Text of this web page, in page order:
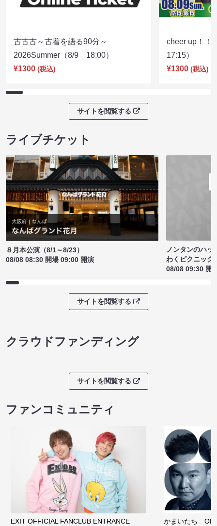
古古古～古着を語る90分～
2026Summer（8/9 18:00）
¥1300 (税込)
cheer up！
17:15）
¥1300 (税込)
サイトを閲覧する
ライブチケット
８月本公演（8/1～8/23）
08/08 08:30 開場 09:00 開演
ノンタンのハッ
わくピクニック
08/08 09:30 開
サイトを閲覧する
クラウドファンディング
サイトを閲覧する
ファンコミュニティ
EXIT OFFICIAL FANCLUB ENTRANCE かまいたち